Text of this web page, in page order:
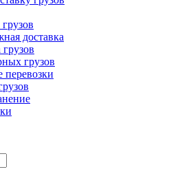
доставка
грузов
перевозки